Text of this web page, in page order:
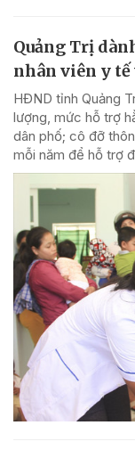
Quảng Trị
nhân viên y tế
HĐND tỉnh Quảng
lượng, mức hỗ trợ
dân phố; cô đỡ
mỗi năm để hỗ trợ